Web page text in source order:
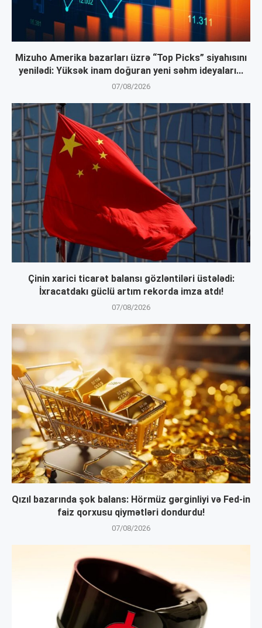
Mizuho Amerika bazarları üzrə “Top Picks” siyahısını
yenilədi: Yüksək inam doğuran yeni səhm ideyaları...
07/08/2026
Çinin xarici ticarət balansı gözləntiləri üstələdi:
İxracatdakı güclü artım rekorda imza atdı!
07/08/2026
Qızıl bazarında şok balans: Hörmüz gərginliyi və Fed-in
faiz qorxusu qiymətləri dondurdu!
07/08/2026